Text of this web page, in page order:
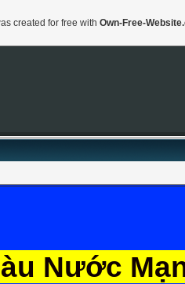
Nước
created for free with Own-Free-